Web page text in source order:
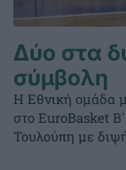
Δύο στα
σύμβολη
Η Εθνική ομάδα
στο EuroBasket
Τουλούπη με